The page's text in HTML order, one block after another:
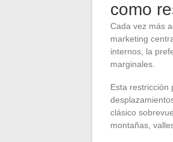
como
Cada vez más
marketing
internos, la
marginales.
Esta restricción
clásico
montañas,